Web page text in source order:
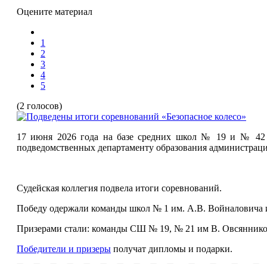
Оцените материал
1
2
3
4
5
(2 голосов)
17 июня 2026 года на базе средних школ № 19 и № 42
подведомственных департаменту образования
Судейская коллегия подвела итоги соревнований.
Победу одержали команды школ № 1 им. А.В. Войналовича
Призерами стали: команды СШ № 19, № 21 им В.
Победители и призеры получат дипломы и подарки.